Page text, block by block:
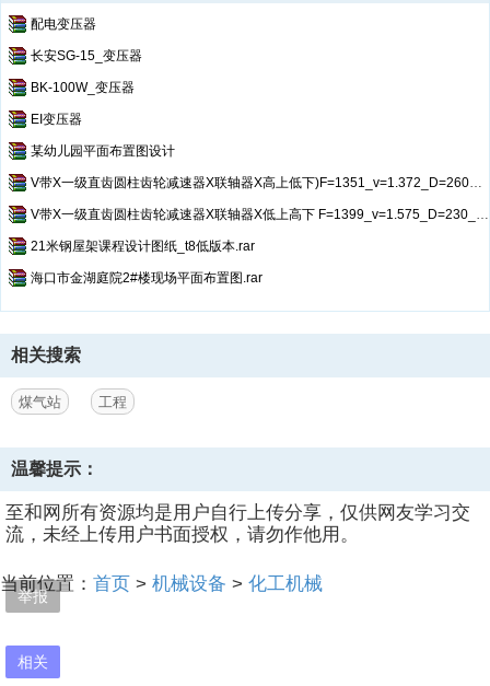
相关
举报
配电变压器
长安SG-15_变压器
BK-100W_变压器
EI变压器
某幼儿园平面布置图设计
V带X一级直齿圆柱齿轮减速器X联轴器X高上低下)F=1351_v=1.372_D=260_16X300X6中心距181
V带X一级直齿圆柱齿轮减速器X联轴器X低上高下 F=1399_v=1.575_D=230_16X300X6 中心距135
21米钢屋架课程设计图纸_t8低版本.rar
海口市金湖庭院2#楼现场平面布置图.rar
相关搜索
煤气站 工程
温馨提示：
至和网所有资源均是用户自行上传分享，仅供网友学习交
流，未经上传用户书面授权，请勿作他用。
当前位置： 首页 > 机械设备 > 化工机械